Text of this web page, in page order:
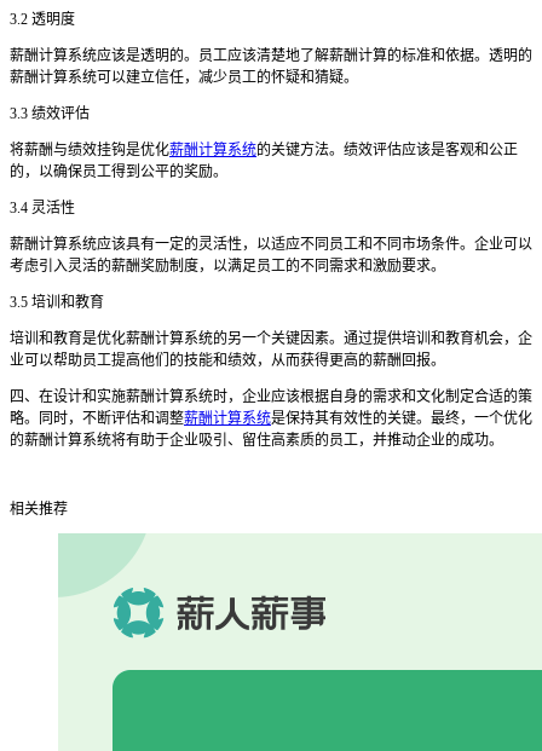
3.2 透明度
薪酬计算系统应该是透明的。员工应该清楚地了解薪酬计算的标准和依据。透明的
薪酬计算系统可以建立信任，减少员工的怀疑和猜疑。
3.3 绩效评估
将薪酬与绩效挂钩是优化薪酬计算系统的关键方法。绩效评估应该是客观和公正
的，以确保员工得到公平的奖励。
3.4 灵活性
薪酬计算系统应该具有一定的灵活性，以适应不同员工和不同市场条件。企业可以
考虑引入灵活的薪酬奖励制度，以满足员工的不同需求和激励要求。
3.5 培训和教育
培训和教育是优化薪酬计算系统的另一个关键因素。通过提供培训和教育机会，企
业可以帮助员工提高他们的技能和绩效，从而获得更高的薪酬回报。
四、在设计和实施薪酬计算系统时，企业应该根据自身的需求和文化制定合适的策
略。同时，不断评估和调整薪酬计算系统是保持其有效性的关键。最终，一个优化
的薪酬计算系统将有助于企业吸引、留住高素质的员工，并推动企业的成功。
相关推荐